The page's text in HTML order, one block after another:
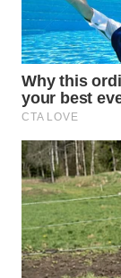
WAHANA
SPORT
UMKM
WAHANA
SELEB
WAHANA
PERSONA
WAHANA